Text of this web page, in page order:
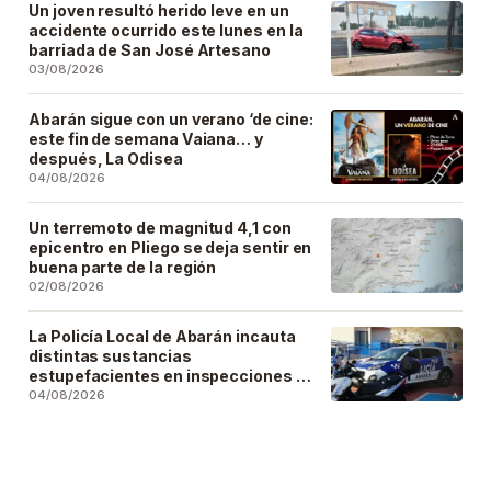
Un joven resultó herido leve en un
accidente ocurrido este lunes en la
barriada de San José Artesano
03/08/2026
Abarán sigue con un verano ‘de cine:
este fin de semana Vaiana… y
después, La Odisea
04/08/2026
Un terremoto de magnitud 4,1 con
epicentro en Pliego se deja sentir en
buena parte de la región
02/08/2026
La Policía Local de Abarán incauta
distintas sustancias
estupefacientes en inspecciones a
locales públicos del municipio
04/08/2026